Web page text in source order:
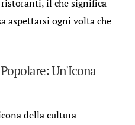
il che significa
aspettarsi ogni volta che
Un'Icona
della cultura